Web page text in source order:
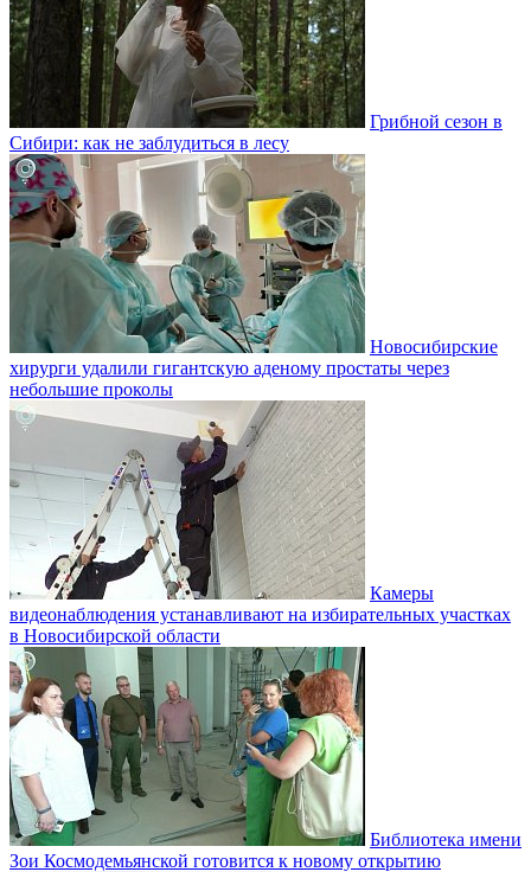
Грибной сезон в
Сибири: как не заблудиться в лесу
Новосибирские
хирурги удалили гигантскую аденому простаты через
небольшие проколы
Камеры
видеонаблюдения устанавливают на избирательных участках
в Новосибирской области
Библиотека имени
Зои Космодемьянской готовится к новому открытию